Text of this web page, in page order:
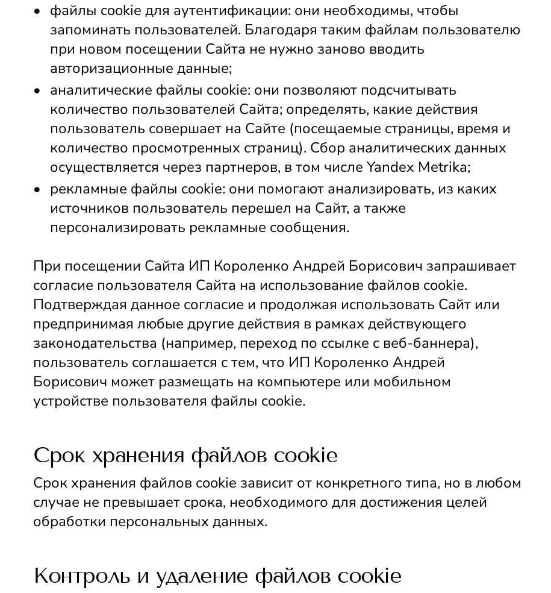
файлы cookie для аутентификации: они необходимы, чтобы
запоминать пользователей. Благодаря таким файлам пользователю
при новом посещении Сайта не нужно заново вводить
авторизационные данные;
аналитические файлы cookie: они позволяют подсчитывать
количество пользователей Сайта; определять, какие действия
пользователь совершает на Сайте (посещаемые страницы, время и
количество просмотренных страниц). Сбор аналитических данных
осуществляется через партнеров, в том числе Yandex Metrika;
рекламные файлы cookie: они помогают анализировать, из каких
источников пользователь перешел на Сайт, а также
персонализировать рекламные сообщения.
При посещении Сайта ИП Короленко Андрей Борисович запрашивает
согласие пользователя Сайта на использование файлов cookie.
Подтверждая данное согласие и продолжая использовать Сайт или
предпринимая любые другие действия в рамках действующего
законодательства (например, переход по ссылке с веб-баннера),
пользователь соглашается с тем, что ИП Короленко Андрей
Борисович может размещать на компьютере или мобильном
устройстве пользователя файлы cookie.
Срок хранения файлов cookie
Срок хранения файлов cookie зависит от конкретного типа, но в любом
случае не превышает срока, необходимого для достижения целей
обработки персональных данных.
Контроль и удаление файлов cookie